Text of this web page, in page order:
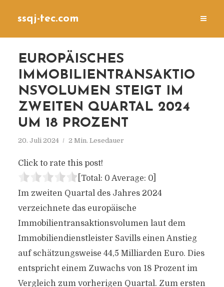
ssqj-tec.com
EUROPÄISCHES
IMMOBILIENTRANSAKTIO
NSVOLUMEN STEIGT IM
ZWEITEN QUARTAL 2024
UM 18 PROZENT
20. Juli 2024 2 Min. Lesedauer
Click to rate this post!
[Total: 0 Average: 0]
Im zweiten Quartal des Jahres 2024
verzeichnete das europäische
Immobilientransaktionsvolumen laut dem
Immobiliendienstleister Savills einen Anstieg
auf schätzungsweise 44,5 Milliarden Euro. Dies
entspricht einem Zuwachs von 18 Prozent im
Vergleich zum vorherigen Quartal. Zum ersten